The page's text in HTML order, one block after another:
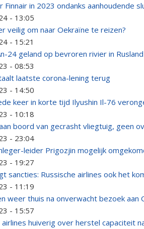
Finnair in 2023 ondanks aanhoudende
- 13:05
veilig om naar Oekraïne te reizen?
- 15:21
24 geland op bevroren rivier in Rusland
- 08:53
laatste corona-lening terug
- 14:50
keer in korte tijd Ilyushin Il-76
- 10:18
boord van gecrasht vliegtuig, geen
- 23:04
leider Prigozjin mogelijk
- 19:27
sancties: Russische airlines ook het
- 11:19
weer thuis na onverwacht bezoek
- 15:57
huiverig over herstel capaciteit